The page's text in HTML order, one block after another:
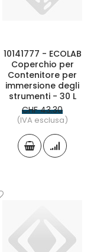
10141777 - ECOLAB
Coperchio per
Contenitore per
immersione degli
strumenti - 30 L
CHF 43.30
(IVA esclusa)